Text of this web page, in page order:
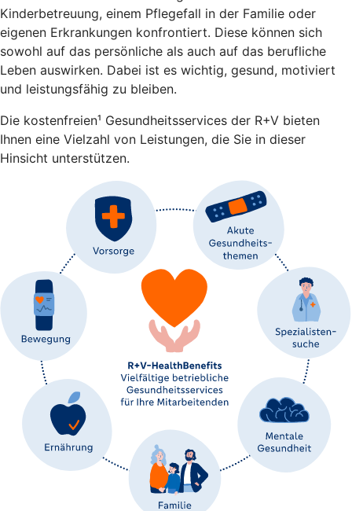
Kinderbetreuung, einem Pflegefall in der Familie oder
eigenen Erkrankungen konfrontiert. Diese können sich
sowohl auf das persönliche als auch auf das berufliche
Leben auswirken. Dabei ist es wichtig, gesund, motiviert
und leistungsfähig zu bleiben.
Die kostenfreien¹ Gesundheitsservices der R+V bieten
Ihnen eine Vielzahl von Leistungen, die Sie in dieser
Hinsicht unterstützen.